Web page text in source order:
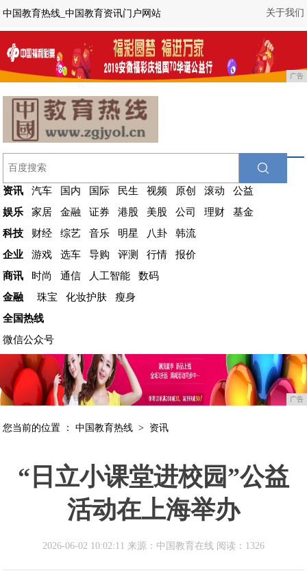
关于我们
中国教育热线_中国教育资讯门户网站
广告
资讯 汽车 国内 国际 民生 视频 原创 滚动
公益
娱乐
家居 金融 证券 港股 美股 公司 理财
基金
科技
财经 综艺 音乐 明星 八卦
韩流
企业
游戏 选车 导购 评测 行情
报价
商讯
时尚 通信 人工智能
数码
金融
珠宝 化妆护肤
瘦身
全国热线
微信公众号
广告
您当前的位置 ：中国教育热线 > 资讯
“日立小课堂进校园”公益
活动在上海举办
2026-06-02 10:02:11 来源：中国教育在线 阅读：1326